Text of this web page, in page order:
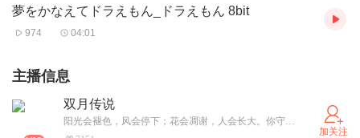
夢をかなえてドラえもん_ドラえもん 8bit
974 04:01
主播信息
双月传说
阳光会褪色，风会停下；花会凋谢，人会长大。你守护的光耀终有一天会黯淡。
加关注